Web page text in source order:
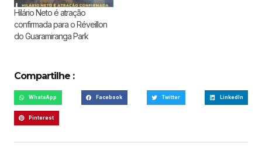
Hilário Neto é atração
confirmada para o Réveillon
do Guaramiranga Park
Compartilhe :
WhatsApp Facebook Twitter LinkedIn
Pinterest